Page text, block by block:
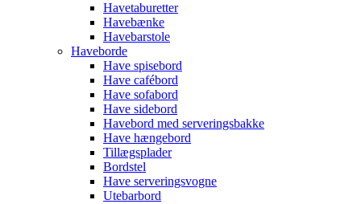
Havetaburetter
Havebænke
Havebarstole
Haveborde
Have spisebord
Have cafébord
Have sofabord
Have sidebord
Havebord med serveringsbakke
Have hængebord
Tillægsplader
Bordstel
Have serveringsvogne
Utebarbord